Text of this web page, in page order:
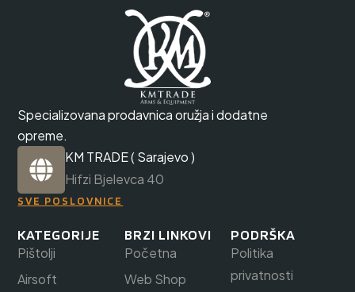
Specializovana prodavnica oružja i dodatne
opreme.
KM TRADE ( Sarajevo )
Hifzi Bjelevca 40
SVE POSLOVNICE
KATEGORIJE
Pištolji
Airsoft
BRZI LINKOVI
Početna
Web Shop
PODRŠKA
Politika
privatnosti